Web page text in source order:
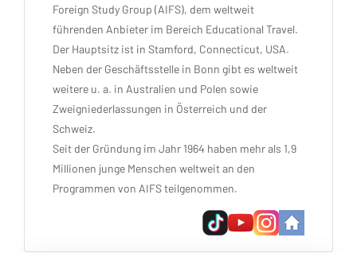
Foreign Study Group (AIFS), dem weltweit
führenden Anbieter im Bereich Educational Travel.
Der Hauptsitz ist in Stamford, Connecticut, USA.
Neben der Geschäftsstelle in Bonn gibt es weltweit
weitere u. a. in Australien und Polen sowie
Zweigniederlassungen in Österreich und der
Schweiz.
Seit der Gründung im Jahr 1964 haben mehr als 1,9
Millionen junge Menschen weltweit an den
Programmen von AIFS teilgenommen.